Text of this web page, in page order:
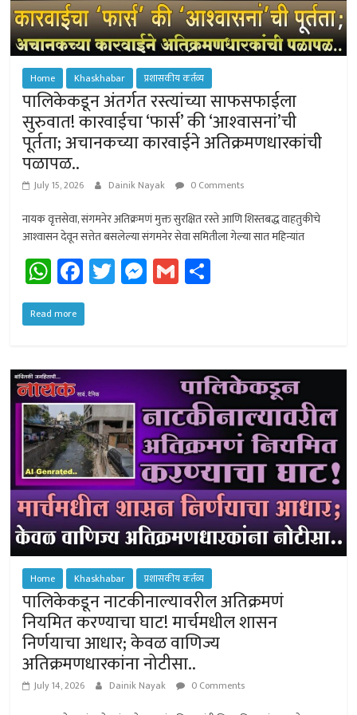
Home Khaskhabar प्रशासकीय कर्तव्य
पालिकेकडून अंतर्गत रस्त्यांच्या साफसफाईला
सुरुवात! कारवाईचा ‘फार्स’ की ‘आश्‍वासनां’ची
पूर्तता; अचानकच्या कारवाईने अतिक्रमणधारकांची
पळापळ..
July 15, 2026 Dainik Nayak 0 Comments
नायक वृत्तसेवा, संगमनेर अतिक्रमणं मुक्त सुरक्षित रस्ते आणि शिस्तबद्ध वाहतुकीचे
आश्‍वासन देवून सत्तेत बसलेल्या संगमनेर सेवा समितीला गेल्या सात महिन्यांत
W
h
at
p
p
Fa
ce
b
ok
T
wi
M
es
ge
r
G
m
Read more
Home Khaskhabar प्रशासकीय कर्तव्य
पालिकेकडून नाटकीनाल्यावरील अतिक्रमणं
नियमित करण्याचा घाट! मार्चमधील शासन
निर्णयाचा आधार; केवळ वाणिज्य
अतिक्रमणधारकांना नोटीसा..
July 14, 2026 Dainik Nayak 0 Comments